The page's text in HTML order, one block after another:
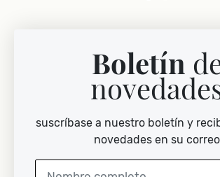
Boletín
suscríbase a nuestro boletín y
novedades en su correo